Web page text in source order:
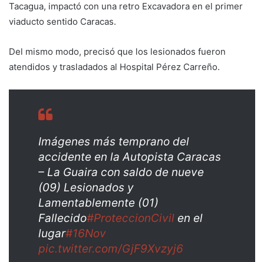
Tacagua, impactó con una retro Excavadora en el primer
viaducto sentido Caracas.
Del mismo modo, precisó que los lesionados fueron
atendidos y trasladados al Hospital Pérez Carreño.
Imágenes más temprano del
accidente en la Autopista Caracas
– La Guaira con saldo de nueve
(09) Lesionados y
Lamentablemente (01)
Fallecido#ProteccionCivil en el
lugar#16Nov
pic.twitter.com/GjF9Xvzyj6